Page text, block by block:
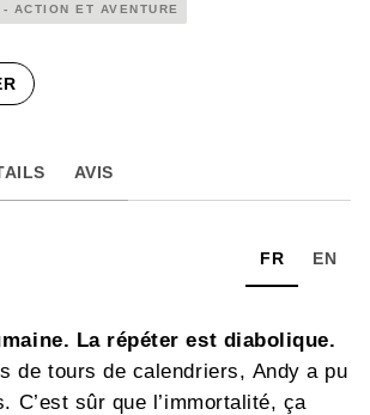
- ACTION ET AVENTURE
AVIS
FR EN
La répéter est diabolique.
de tours de calendriers, Andy a pu
C’est sûr que l’immortalité, ça